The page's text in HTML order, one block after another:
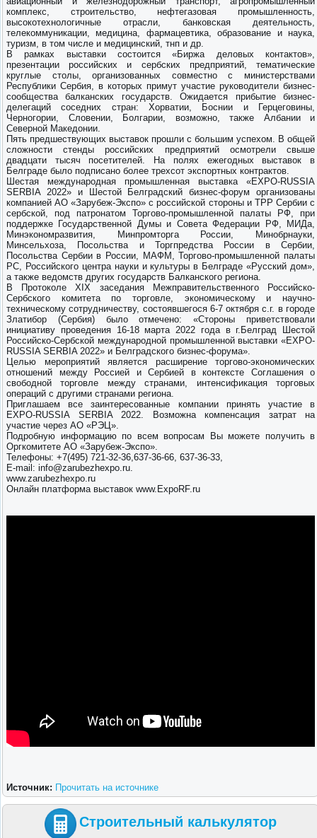
комплекс, строительство, нефтегазовая промышленность,
высокотехнологичные отрасли, банковская деятельность,
телекоммуникации, медицина, фармацевтика, образование и наука,
туризм, в том числе и медицинский, тнп и др.
В рамках выставки состоится «Биржа деловых контактов»,
презентации российских и сербских предприятий, тематические
круглые столы, организованных совместно с министерствами
Республики Сербия, в которых примут участие руководители бизнес-
сообщества балканских государств. Ожидается прибытие бизнес-
делегаций соседних стран: Хорватии, Боснии и Герцеговины,
Черногории, Словении, Болгарии, возможно, также Албании и
Северной Македонии.
Пять предшествующих выставок прошли с большим успехом. В общей
сложности стенды российских предприятий осмотрели свыше
двадцати тысяч посетителей. На полях ежегодных выставок в
Белграде было подписано более трехсот экспортных контрактов.
Шестая международная промышленная выставка «EXPO-RUSSIA
SERBIA 2022» и Шестой Белградский бизнес-форум организованы
компанией АО «Зарубеж-Экспо» с российской стороны и ТРР Сербии с
сербской, под патронатом Торгово-промышленной палаты РФ, при
поддержке Государственной Думы и Совета Федерации РФ, МИДа,
Минэкономразвития, Минпромторга России, Минобрнауки,
Минсельхоза, Посольства и Торгпредства России в Сербии,
Посольства Сербии в России, МАФМ, Торгово-промышленной палаты
РС, Российского центра науки и культуры в Белграде «Русский дом»,
а также ведомств других государств Балканского региона.
В Протоколе XIX заседания Межправительственного Российско-
Сербского комитета по торговле, экономическому и научно-
техническому сотрудничеству, состоявшегося 6-7 октября с.г. в городе
Златибор (Сербия) было отмечено: «Стороны приветствовали
инициативу проведения 16-18 марта 2022 года в г.Белград Шестой
Российско-Сербской международной промышленной выставки «EXPO-
RUSSIA SERBIA 2022» и Белградского бизнес-форума».
Целью мероприятий является расширение торгово-экономических
отношений между Россией и Сербией в контексте Соглашения о
свободной торговле между странами, интенсификация торговых
операций с другими странами региона.
Приглашаем все заинтересованные компании принять участие в
EXPO-RUSSIA SERBIA 2022. Возможна компенсация затрат на
участие через АО «РЭЦ».
Подробную информацию по всем вопросам Вы можете получить в
Оргкомитете АО «Зарубеж-Экспо».
Телефоны: +7(495) 721-32-36,637-36-66, 637-36-33,
E-mail: info@zarubezhexpo.ru.
www.zarubezhexpo.ru
Онлайн платформа выставок www.ExpoRF.ru
Источник: Прочитать на источнике
Строительный калькулятор